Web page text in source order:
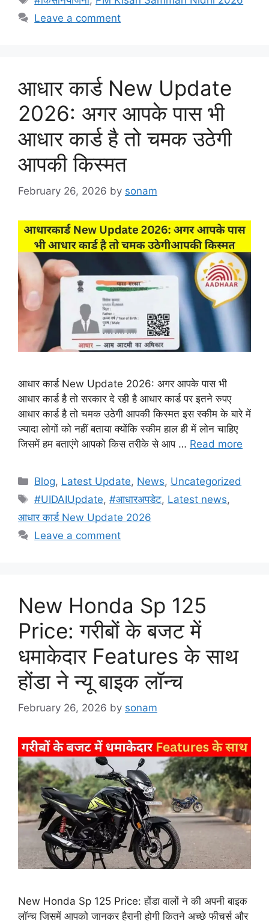
Leave a comment
आधार कार्ड New Update
2026: अगर आपके पास भी
आधार कार्ड है तो चमक उठेगी
आपकी किस्मत
February 26, 2026 by sonam
आधार कार्ड New Update 2026: अगर आपके पास भी
आधार कार्ड है तो सरकार दे रही है आधार कार्ड पर इतने रुपए
आधार कार्ड है तो चमक उठेगी आपकी किस्मत इस स्कीम के बारे में
ज्यादा लोगों को नहीं बताया क्योंकि स्कीम हाल ही में लोन चाहिए
जिसमें हम बताएंगे आपको किस तरीके से आप … Read more
Categories
Blog, Latest Update, News, Uncategorized
Tags
#UIDAIUpdate,#आधारअपडेट, Latest news,
आधार कार्ड New Update 2026
Leave a comment
New Honda Sp 125
Price: गरीबों के बजट में
धमाकेदार Features के साथ
होंडा ने न्यू बाइक लॉन्च
February 26, 2026 by sonam
New Honda Sp 125 Price: होंडा वालों ने की अपनी बाइक
लॉन्च जिसमें आपको जानकर हैरानी होगी कितने अच्छे फीचर्स और